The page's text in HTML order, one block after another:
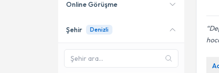
Online Görüşme
Online danışmanlık sunan
SadeceDenizli
Şehir Denizli